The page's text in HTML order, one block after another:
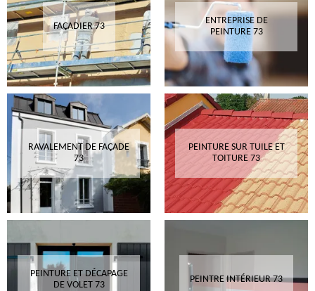
FAÇADIER 73
ENTREPRISE DE
PEINTURE 73
RAVALEMENT DE FAÇADE
73
PEINTURE SUR TUILE ET
TOITURE 73
PEINTURE ET DÉCAPAGE
DE VOLET 73
PEINTRE INTÉRIEUR 73